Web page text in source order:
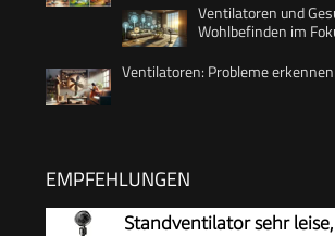
Ventilatoren und
Wohlbefinden im
Ventilatoren: Probleme
EMPFEHLUNGEN
Standventilator sehr